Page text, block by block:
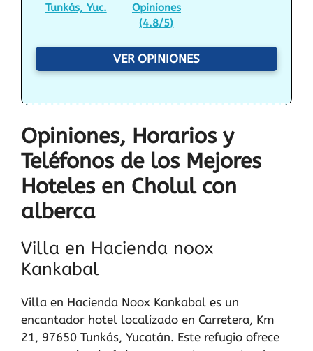
Tunkás, Yuc.
Opiniones
(4.8/5)
VER OPINIONES
Opiniones, Horarios y
Teléfonos de los Mejores
Hoteles en Cholul con
alberca
Villa en Hacienda noox
Kankabal
Villa en Hacienda Noox Kankabal es un
encantador hotel localizado en Carretera, Km
21, 97650 Tunkás, Yucatán. Este refugio ofrece